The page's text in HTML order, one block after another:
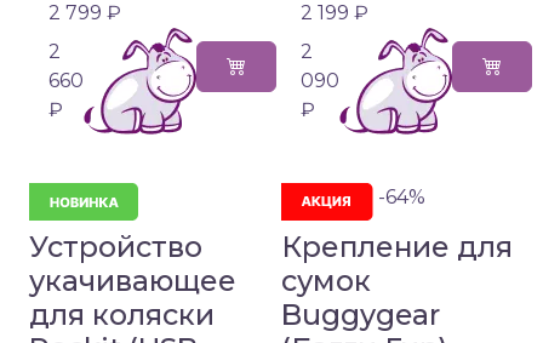
2 799 ₽
2
660
₽
2 199 ₽
2
090
₽
Устройство
укачивающее
для коляски
-64%
Крепление для
сумок
Buggygear